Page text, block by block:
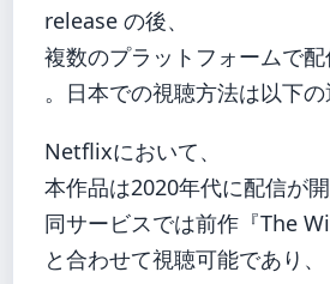
release の後、
複数のプラットフォームで
。日本での視聴方法は以下の
Netflixにおいて、
本作品は2020年代に配信が開
同サービスでは前作『The
と合わせて視聴可能であり、